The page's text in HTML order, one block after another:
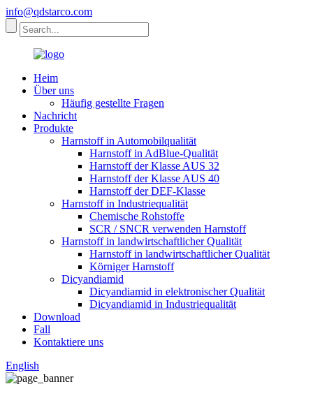
info@qdstarco.com
Heim
Über uns
Häufig gestellte Fragen
Nachricht
Produkte
Harnstoff in Automobilqualität
Harnstoff in AdBlue-Qualität
Harnstoff der Klasse AUS 32
Harnstoff der Klasse AUS 40
Harnstoff der DEF-Klasse
Harnstoff in Industriequalität
Chemische Rohstoffe
SCR / SNCR verwenden Harnstoff
Harnstoff in landwirtschaftlicher Qualität
Harnstoff in landwirtschaftlicher Qualität
Körniger Harnstoff
Dicyandiamid
Dicyandiamid in elektronischer Qualität
Dicyandiamid in Industriequalität
Download
Fall
Kontaktiere uns
English